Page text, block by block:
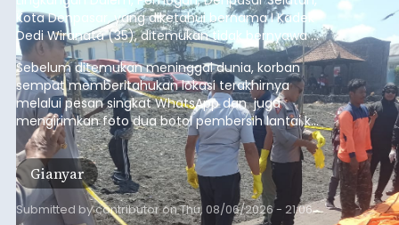
Kota Denpasar, yang diketahui bernama I Kadek
Dedi Wiranata (35), ditemukan tidak bernyawa di
pesisir Pantai Purnama, Sukawati.
Sebelum ditemukan meninggal dunia, korban
sempat memberitahukan lokasi terakhirnya
melalui pesan singkat WhatsApp dan juga
mengirimkan foto dua botol pembersih lantai ke
istrinya.
Gianyar
Submitted bycontributoronThu, 08/06/2026 - 21:06